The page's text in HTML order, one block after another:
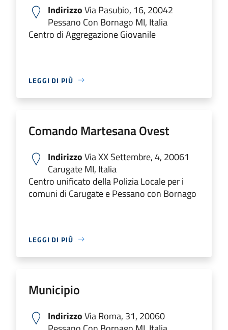
IndirizzoVia Pasubio, 16, 20042
Pessano Con Bornago MI, Italia
Centro di Aggregazione Giovanile
LEGGI DI PIÙ
Comando Martesana Ovest
IndirizzoVia XX Settembre, 4, 20061
Carugate MI, Italia
Centro unificato della Polizia Locale per i
comuni di Carugate e Pessano con Bornago
LEGGI DI PIÙ
Municipio
IndirizzoVia Roma, 31, 20060